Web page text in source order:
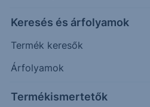
Keresés és árfolyamok
Termék keresők
Árfolyamok
Termékismertetők
További információk kérése
Erste Market Pro belépés